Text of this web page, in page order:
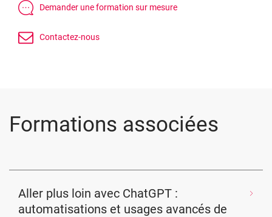
Formations associées
Aller plus loin avec ChatGPT :
automatisations et usages avancés de